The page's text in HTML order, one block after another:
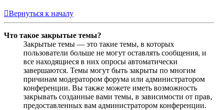
Вернуться к началу
Что такое закрытые темы?
Закрытые темы — это такие темы, в которых
пользователи больше не могут оставлять сообщения, и
все находящиеся в них опросы автоматически
завершаются. Темы могут быть закрыты по многим
причинам модератором форума или администратором
конференции. Вы также можете иметь возможность
закрывать созданные вами темы, в зависимости от прав,
предоставленных вам администратором конференции.